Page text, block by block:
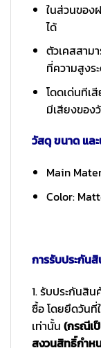
ในส่วนของ
ได้
ตัวเคสสาม
ที่ความสูงร
โดดเด่นทีเ
มีเสียงของ
วัสดุ ขนาด แล
Main
Color:
การรับประกัน
1. รับประกันสิ
ซื้อ โดยยึดวันที่
เท่านั้น (กรณีเ
สงวนสิทธิ์กำหน